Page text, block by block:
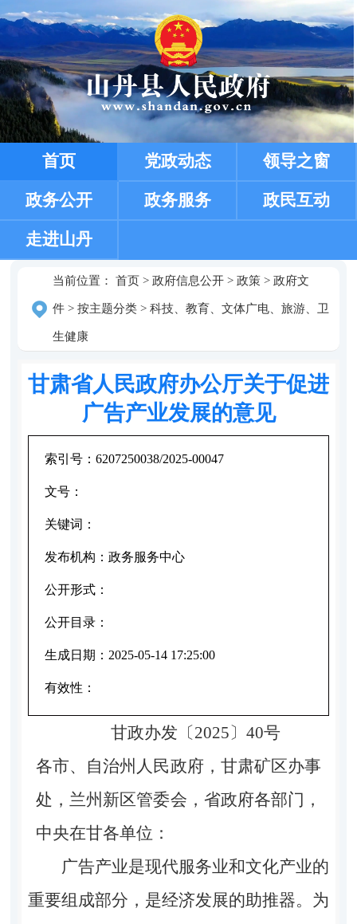
首页 党政动态 领导之窗
政务公开 政务服务 政民互动
走进山丹
当前位置： 首页> 政府信息公开> 政策> 政府文
件> 按主题分类> 科技、教育、文体广电、旅游、卫
生健康
甘肃省人民政府办公厅关于促进
广告产业发展的意见
索引号： 6207250038/2025-00047
文号：
关键词：
发布机构： 政务服务中心
公开形式：
公开目录：
生成日期： 2025-05-14 17:25:00
有效性：
甘政办发〔2025〕40号
各市、自治州人民政府，甘肃矿区办事
处，兰州新区管委会，省政府各部门，
中央在甘各单位：
广告产业是现代服务业和文化产业的
重要组成部分，是经济发展的助推器。为